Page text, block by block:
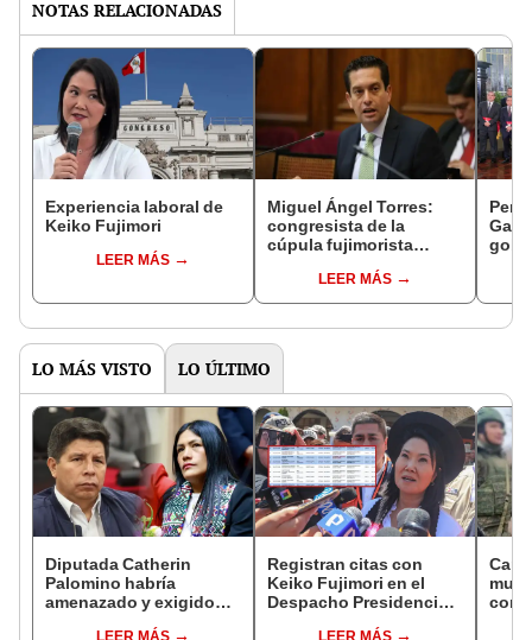
NOTAS RELACIONADAS
Experiencia laboral de
Keiko Fujimori
LEER MÁS
Miguel Ángel Torres:
congresista de la
cúpula fujimorista
del SenadoLEER MÁS
LO MÁS VISTO LO ÚLTIMO
Diputada Catherin
Palomino habría
amenazado y exigido
LEER MÁS
Registran citas con
Keiko Fujimori en el
Despacho Presidencial
LEER MÁS